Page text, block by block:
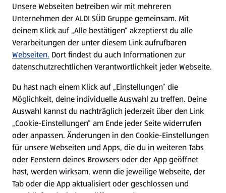
Nachhaltigkeit
Karriere
Presse
Hilfe & Kontakt
(öffnet in einem neuen Tab)
Unternehmen
Folge uns hier:
Unsere Webseiten betreiben wir mit mehreren
Unternehmen der ALDI SÜD Gruppe gemeinsam. Mit
deinem Klick auf „Alle bestätigen“ akzeptierst du alle
Verarbeitungen der unter diesem Link aufrufbaren
Webseiten. Dort findest du auch Informationen zur
datenschutzrechtlichen Verantwortlichkeit jeder Webseite.
Du hast nach einem Klick auf „Einstellungen“ die
Möglichkeit, deine individuelle Auswahl zu treffen. Deine
Auswahl kannst du nachträglich jederzeit über den Link
„Cookie-Einstellungen“ am Ende jeder Seite widerrufen
oder anpassen. Änderungen in den Cookie-Einstellungen
für unsere Webseiten und Apps, die du in weiteren Tabs
oder Fenstern deines Browsers oder der App geöffnet
hast, werden wirksam, wenn die jeweilige Webseite, der
Tab oder die App aktualisiert oder geschlossen und